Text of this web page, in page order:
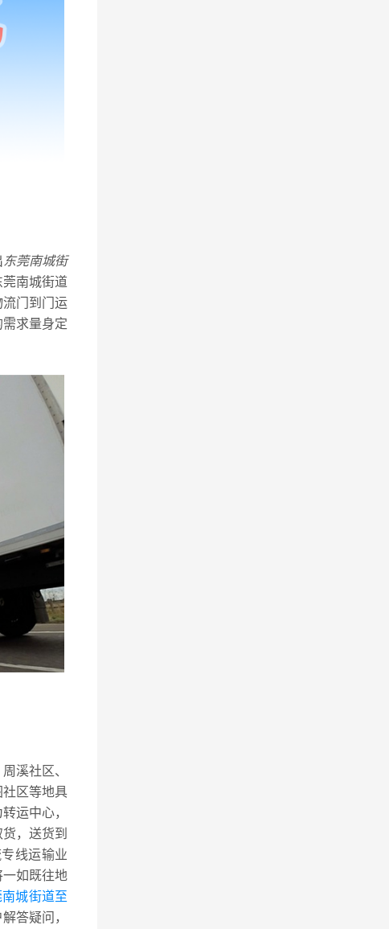
东莞南城街
南城街道
流门到门运
求量身定
溪社区、
区等地具
运中心，
，送货到
线运输业
如既往地
城街道至
答疑问，